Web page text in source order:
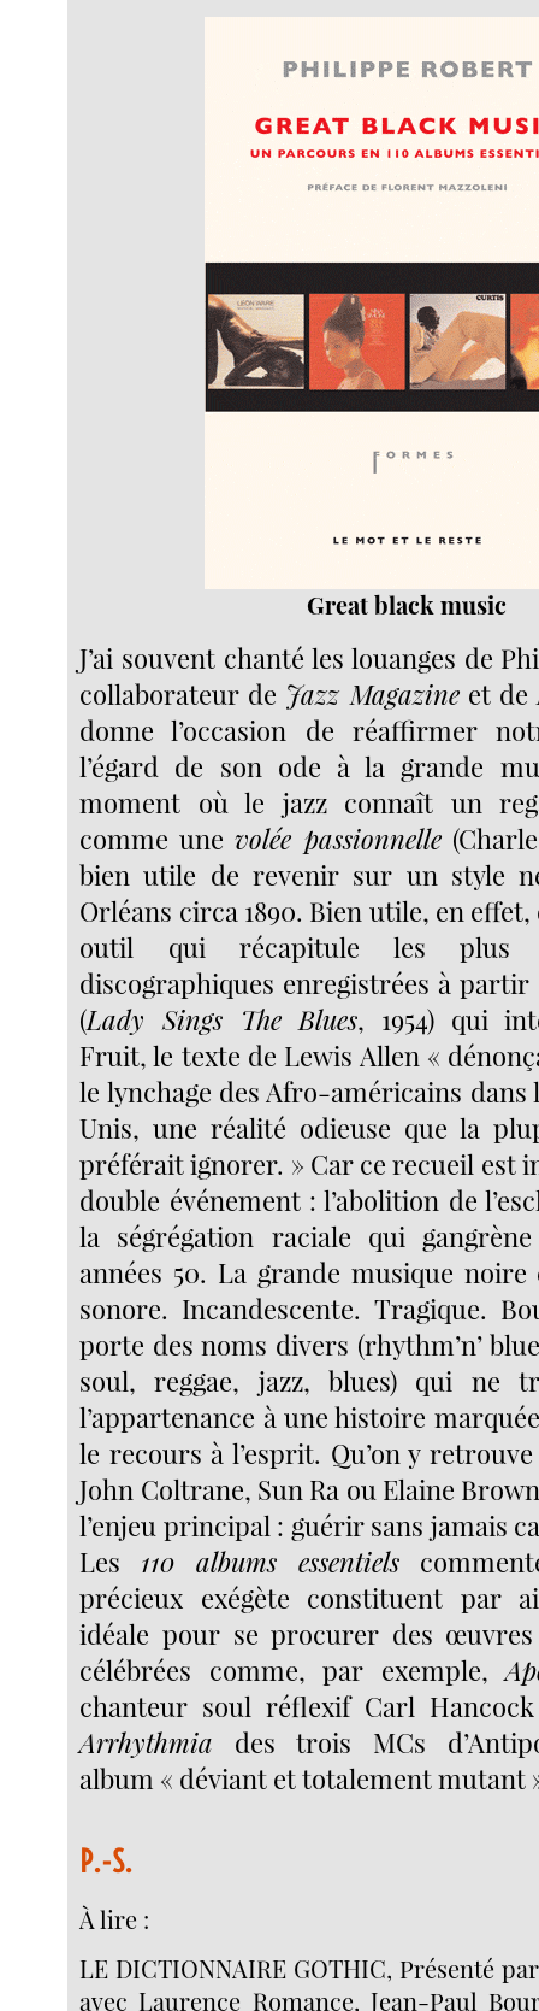
Great black music
J’ai souvent chanté les louanges de
collaborateur de Jazz Magazineet de
donne l’occasion de réaffirmer
l’égard de son ode à la grande
moment où le jazz connaît un
comme unevolée passionnelle
bien utile de revenir sur un style
Orléans circa 1890. Bien utile, en effet,
outil qui récapitule les plus
discographiques enregistrées à
(Lady Sings The Blues, 1954) qui
Fruit, le texte de Lewis Allen «
le lynchage des Afro-américains dans
Unis, une réalité odieuse que la
préférait ignorer. » Car ce recueil est
double événement : l’abolition de
la ségrégation raciale qui gangrène
années 50. La grande musique
sonore. Incandescente. Tragique.
porte des noms divers (rhythm’n’
soul, reggae, jazz, blues) qui ne
l’appartenance à une histoire
le recours à l’esprit. Qu’on y
John Coltrane, Sun Ra ou Elaine
l’enjeu principal : guérir sans jamais
Les 110 albums essentiels
précieux exégète constituent par
idéale pour se procurer des
célébrées comme, par exemple,
chanteur soul réflexif Carl
Arrhythmia des trois MCs
album « déviant et totalement mutant
P.-S.
À lire :
LE DICTIONNAIRE GOTHIC, Présenté
avec Laurence Romance, Jean-Paul